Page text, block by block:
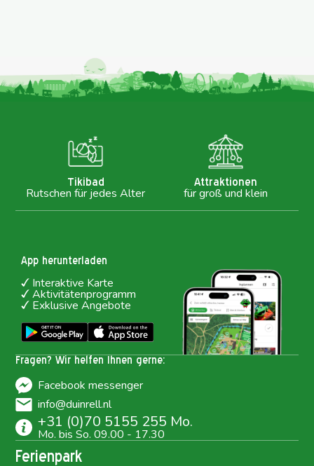
Tikibad
Rutschen für jedes Alter
Attraktionen
für groß und klein
Fragen? Wir helfen Ihnen gerne:
Facebook messenger
info@duinrell.nl
+31 (0)70 5155 255 Mo.
Mo. bis So. 09.00 - 17.30
App herunterladen
Interaktive Karte
Aktivitätenprogramm
Exklusive Angebote
Ferienpark